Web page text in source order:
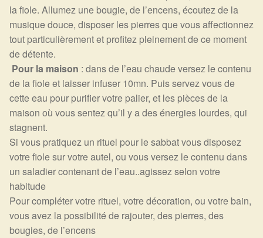
la fiole. Allumez une bougie, de l’encens, écoutez de la
musique douce, disposer les pierres que vous affectionnez
tout particulièrement et profitez pleinement de ce moment
de détente.
Pour la maison : dans de l’eau chaude versez le contenu
de la fiole et laisser infuser 10mn. Puis servez vous de
cette eau pour purifier votre palier, et les pièces de la
maison où vous sentez qu’il y a des énergies lourdes, qui
stagnent.
Si vous pratiquez un rituel pour le sabbat vous disposez
votre fiole sur votre autel, ou vous versez le contenu dans
un saladier contenant de l’eau..agissez selon votre
habitude
Pour compléter votre rituel, votre décoration, ou votre bain,
vous avez la possibilité de rajouter, des pierres, des
bougies, de l’encens